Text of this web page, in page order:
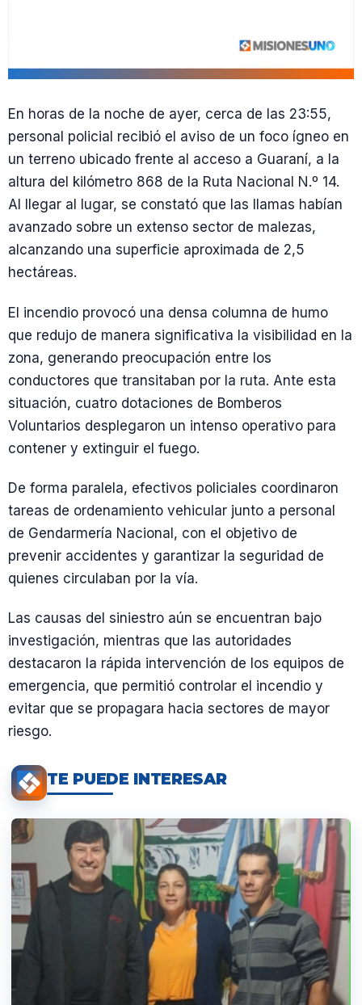
En horas de la noche de ayer, cerca de las 23:55,
personal policial recibió el aviso de un foco ígneo en
un terreno ubicado frente al acceso a Guaraní, a la
altura del kilómetro 868 de la Ruta Nacional N.º 14.
Al llegar al lugar, se constató que las llamas habían
avanzado sobre un extenso sector de malezas,
alcanzando una superficie aproximada de 2,5
hectáreas.
El incendio provocó una densa columna de humo
que redujo de manera significativa la visibilidad en la
zona, generando preocupación entre los
conductores que transitaban por la ruta. Ante esta
situación, cuatro dotaciones de Bomberos
Voluntarios desplegaron un intenso operativo para
contener y extinguir el fuego.
De forma paralela, efectivos policiales coordinaron
tareas de ordenamiento vehicular junto a personal
de Gendarmería Nacional, con el objetivo de
prevenir accidentes y garantizar la seguridad de
quienes circulaban por la vía.
Las causas del siniestro aún se encuentran bajo
investigación, mientras que las autoridades
destacaron la rápida intervención de los equipos de
emergencia, que permitió controlar el incendio y
evitar que se propagara hacia sectores de mayor
riesgo.
TE PUEDE INTERESAR